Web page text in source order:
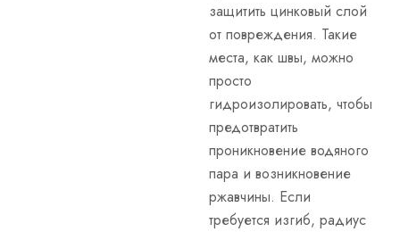
защитить цинковый слой
от повреждения. Такие
места, как швы, можно
просто
гидроизолировать, чтобы
предотвратить
проникновение водяного
пара и возникновение
ржавчины. Если
требуется изгиб, радиус